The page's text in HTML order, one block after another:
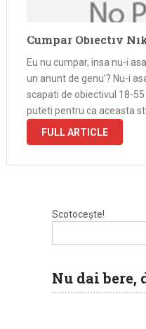
Cumpar Obiectiv
Eu nu cumpar, insa nu-i
un anunt de genu’? Nu-i
scapati de obiectivul 18-55
puteti pentru ca aceasta
FULL ARTICLE
Scotocește!
Nu dai bere,